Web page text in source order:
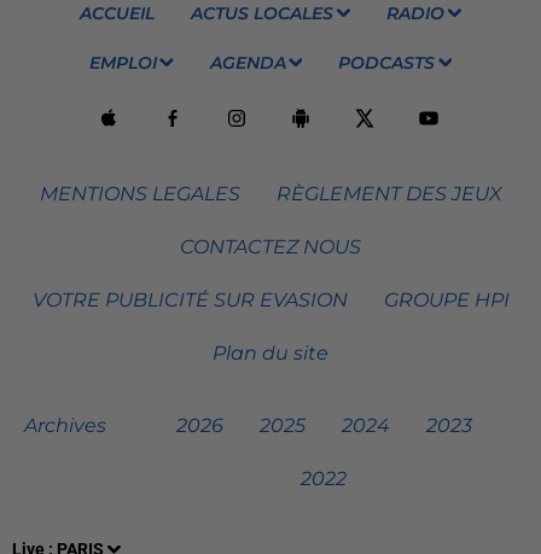
Live : PARIS
ACCUEIL ACTUS LOCALES RADIO
EMPLOI AGENDA PODCASTS
MENTIONS LEGALES RÈGLEMENT DES JEUX
CONTACTEZ NOUS
VOTRE PUBLICITÉ SUR EVASION GROUPE HPI
Plan du site
Archives 2026 2025 2024 2023
2022